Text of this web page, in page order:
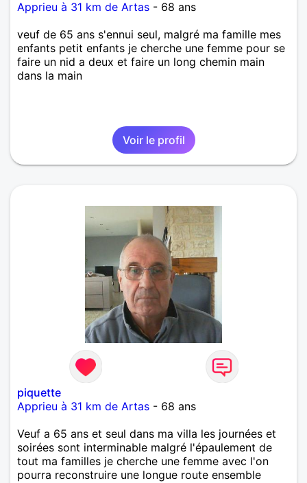
Apprieu à 31 km de Artas - 68 ans
veuf de 65 ans s'ennui seul, malgré ma famille mes
enfants petit enfants je cherche une femme pour se
faire un nid a deux et faire un long chemin main
dans la main
Voir le profil
piquette
Apprieu à 31 km de Artas - 68 ans
Veuf a 65 ans et seul dans ma villa les journées et
soirées sont interminable malgré l'épaulement de
tout ma familles je cherche une femme avec l'on
pourra reconstruire une longue route ensemble